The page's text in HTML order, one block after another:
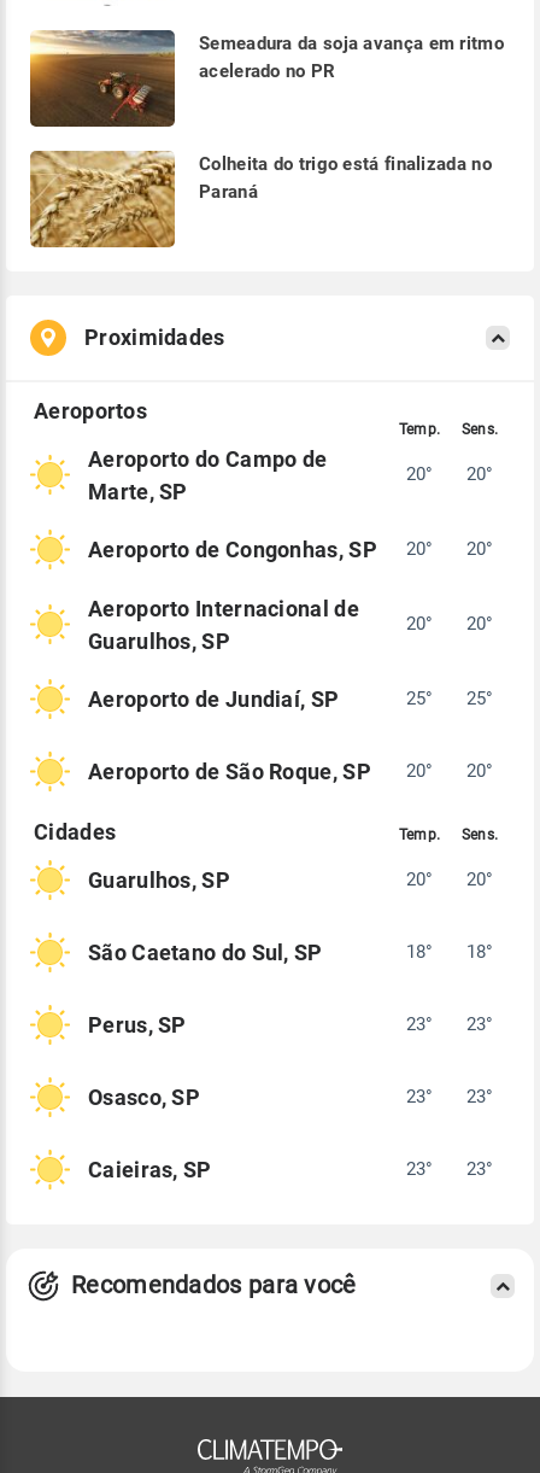
Semeadura da soja avança em ritmo
acelerado no PR
Colheita do trigo está finalizada no
Paraná
Proximidades
Aeroporto do Campo de
Marte, SP
20° 20°
Aeroporto de Congonhas, SP 20° 20°
Aeroporto Internacional de
Guarulhos, SP
20° 20°
Aeroporto de Jundiaí, SP 25° 25°
Aeroporto de São Roque, SP 20° 20°
Guarulhos, SP 20° 20°
São Caetano do Sul, SP 18° 18°
Perus, SP 23° 23°
Osasco, SP 23° 23°
Caieiras, SP 23° 23°
Recomendados para você